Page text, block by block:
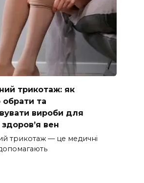
трикотаж: як
та
вироби для
вен
трикотаж — це медичні